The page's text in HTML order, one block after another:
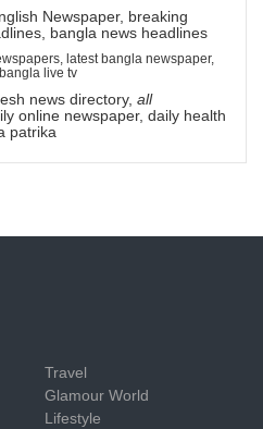
Newspaper, breaking
bangla news headlines
latest bangla newspaper,
live tv
news directory, all
online newspaper, daily health
patrika
Travel
Glamour World
Lifestyle